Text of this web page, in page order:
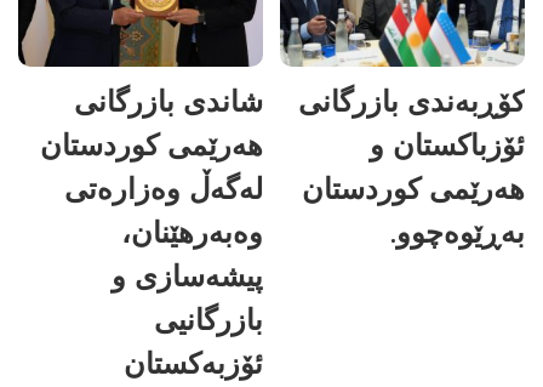
کۆڕبەندی بازرگانی
ئۆزباکستان و
هەرێمی کوردستان
بەڕێوەچوو.
شاندی بازرگانی
هەرێمی کوردستان
لەگەڵ وەزارەتی
وەبەرهێنان،
پیشەسازی و
بازرگانیی
ئۆزبەکستان